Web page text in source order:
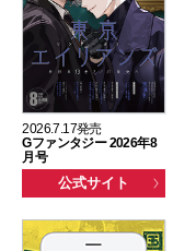
2026.7.17発売
Gファンタジー 2026年8
月号
公式サイト